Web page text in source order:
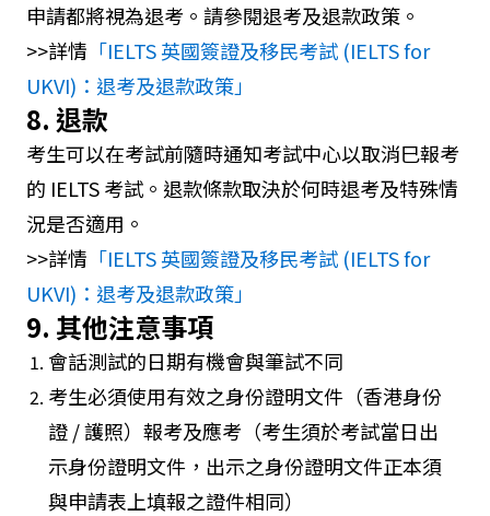
申請都將視為退考。請參閱退考及退款政策。
>>詳情 「IELTS 英國簽證及移民考試 (IELTS for
UKVI)：退考及退款政策」
8. 退款
考生可以在考試前隨時通知考試中心以取消巳報考
的 IELTS 考試。退款條款取決於何時退考及特殊情
況是否適用。
>>詳情 「IELTS 英國簽證及移民考試 (IELTS for
UKVI)：退考及退款政策」
9. 其他注意事項
會話測試的日期有機會與筆試不同
考生必須使用有效之身份證明文件（香港身份
證 / 護照）報考及應考（考生須於考試當日出
示身份證明文件，出示之身份證明文件正本須
與申請表上填報之證件相同）